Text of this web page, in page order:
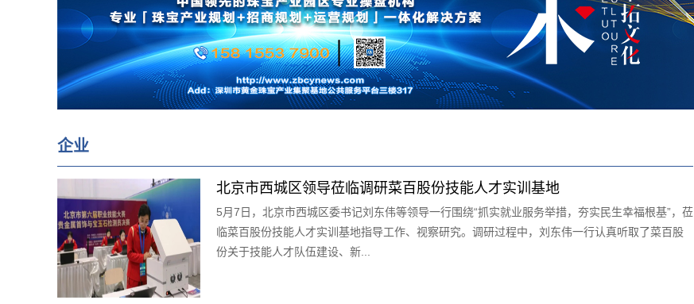
企业
北京市西城区领导莅临调研菜百股份技能人才实训基地
5月7日，北京市西城区委书记刘东伟等领导一行围绕“抓实就业服务举措，夯实民生幸福根基”，莅
临菜百股份技能人才实训基地指导工作、视察研究。调研过程中，刘东伟一行认真听取了菜百股
份关于技能人才队伍建设、新...